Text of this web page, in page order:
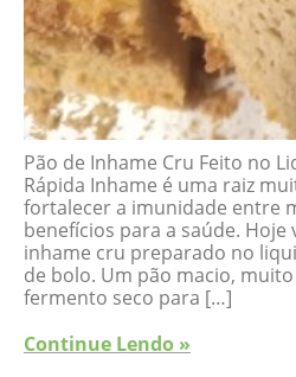
Pão de Inhame Cru Feito no
Rápida Inhame é uma raiz
fortalecer a imunidade entre
benefícios para a saúde. Hoje
inhame cru preparado no
de bolo. Um pão macio,
fermento seco para […]
Continue Lendo »